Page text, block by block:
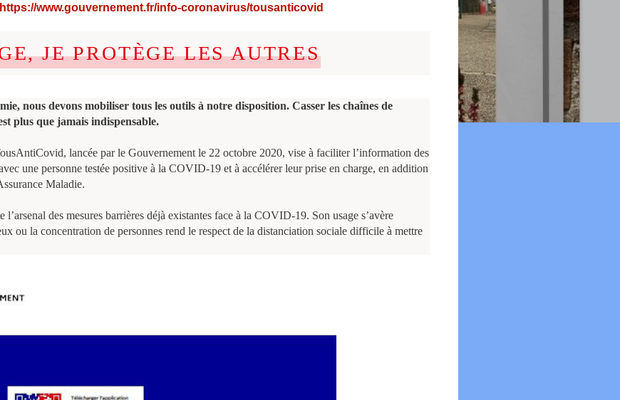
https://www.gouvernement.fr/info-coronavirus/tousanticovid
JE PROTÈGE LES AUTRES
nous devons mobiliser tous les outils à notre disposition. Casser les chaînes de
plus que jamais indispensable.
lancée par le Gouvernement le 22 octobre 2020, vise à faciliter l’information des
une personne testée positive à la COVID-19 et à accélérer leur prise en charge, en addition
Maladie.
des mesures barrières déjà existantes face à la COVID-19. Son usage s’avère
ou la concentration de personnes rend le respect de la distanciation sociale difficile à mettre